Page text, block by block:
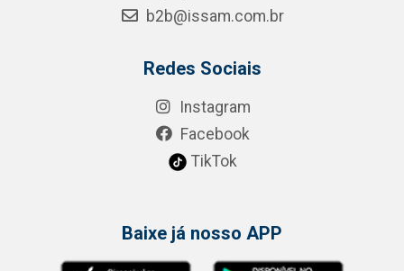
b2b@issam.com.br
Redes Sociais
Instagram
Facebook
TikTok
Baixe já nosso APP